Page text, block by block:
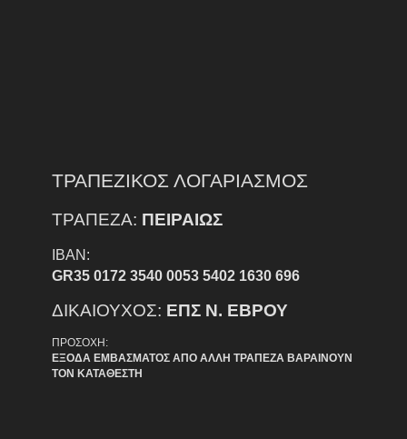
ΤΡΑΠΕΖΙΚΟΣ ΛΟΓΑΡΙΑΣΜΟΣ
ΤΡΑΠΕΖΑ: ΠΕΙΡΑΙΩΣ
IBAN:
GR35 0172 3540 0053 5402 1630 696
ΔΙΚΑΙΟΥΧΟΣ: ΕΠΣ Ν. ΕΒΡΟΥ
ΠΡΟΣΟΧΗ:
ΕΞΟΔΑ ΕΜΒΑΣΜΑΤΟΣ ΑΠΟ ΑΛΛΗ ΤΡΑΠΕΖΑ ΒΑΡΑΙΝΟΥΝ
ΤΟΝ ΚΑΤΑΘΕΣΤΗ